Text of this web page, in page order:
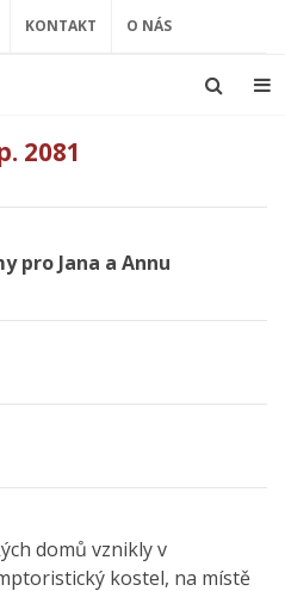
KONTAKT O NÁS
2081
pro Jana a Annu
domů vznikly v
kostel, na místě